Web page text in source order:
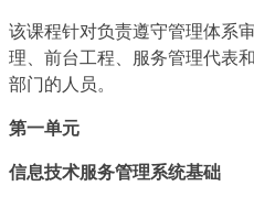
该课程针对负责遵守管理体系
理、前台工程、服务管理代表
部门的人员。
第一单元
信息技术服务管理系统基础